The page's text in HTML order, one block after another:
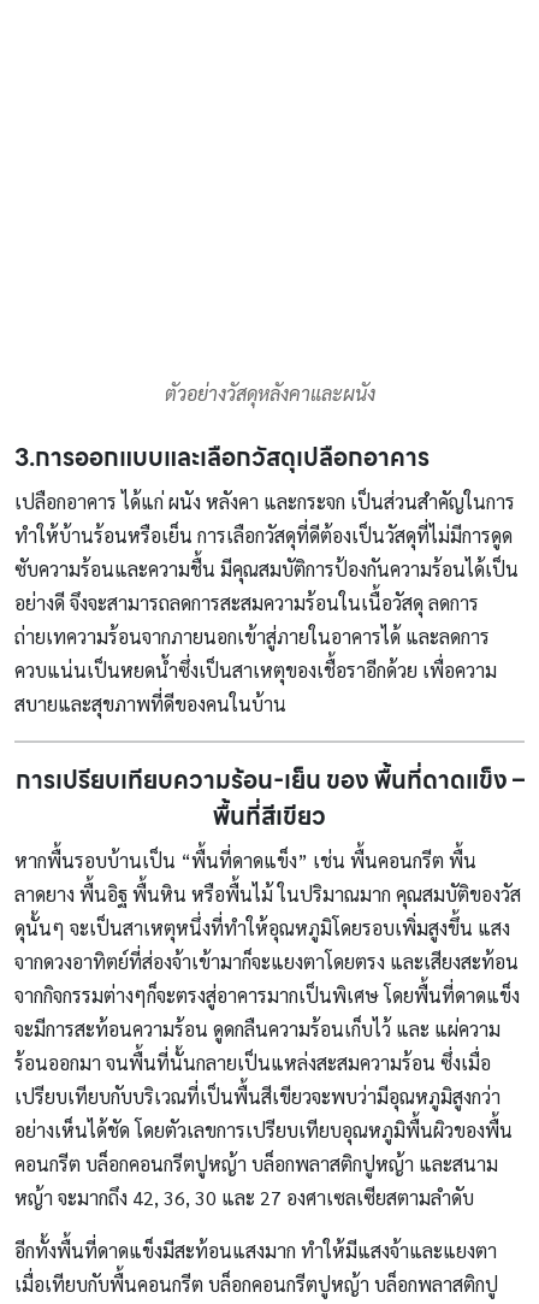
ตัวอย่างวัสดุหลังคาและผนัง
3.การออกแบบและเลือกวัสดุเปลือกอาคาร
เปลือกอาคาร ได้แก่ ผนัง หลังคา และกระจก เป็นส่วนสำคัญในการ
ทำให้บ้านร้อนหรือเย็น การเลือกวัสดุที่ดีต้องเป็นวัสดุที่ไม่มีการดูด
ซับความร้อนและความชื้น มีคุณสมบัติการป้องกันความร้อนได้เป็น
อย่างดี จึงจะสามารถลดการสะสมความร้อนในเนื้อวัสดุ ลดการ
ถ่ายเทความร้อนจากภายนอกเข้าสู่ภายในอาคารได้ และลดการ
ควบแน่นเป็นหยดน้ำซึ่งเป็นสาเหตุของเชื้อราอีกด้วย เพื่อความ
สบายและสุขภาพที่ดีของคนในบ้าน
การเปรียบเทียบความร้อน-เย็น ของ พื้นที่ดาดแข็ง –
พื้นที่สีเขียว
หากพื้นรอบบ้านเป็น “พื้นที่ดาดแข็ง” เช่น พื้นคอนกรีต พื้น
ลาดยาง พื้นอิฐ พื้นหิน หรือพื้นไม้ ในปริมาณมาก คุณสมบัติของวัส
ดุนั้นๆ จะเป็นสาเหตุหนึ่งที่ทำให้อุณหภูมิโดยรอบเพิ่มสูงขึ้น แสง
จากดวงอาทิตย์ที่ส่องจ้าเข้ามาก็จะแยงตาโดยตรง และเสียงสะท้อน
จากกิจกรรมต่างๆก็จะตรงสู่อาคารมากเป็นพิเศษ โดยพื้นที่ดาดแข็ง
จะมีการสะท้อนความร้อน ดูดกลืนความร้อนเก็บไว้ และ แผ่ความ
ร้อนออกมา จนพื้นที่นั้นกลายเป็นแหล่งสะสมความร้อน ซึ่งเมื่อ
เปรียบเทียบกับบริเวณที่เป็นพื้นสีเขียวจะพบว่ามีอุณหภูมิสูงกว่า
อย่างเห็นได้ชัด โดยตัวเลขการเปรียบเทียบอุณหภูมิพื้นผิวของพื้น
คอนกรีต บล็อกคอนกรีตปูหญ้า บล็อกพลาสติกปูหญ้า และสนาม
หญ้า จะมากถึง 42, 36, 30 และ 27 องศาเซลเซียสตามลำดับ
อีกทั้งพื้นที่ดาดแข็งมีสะท้อนแสงมาก ทำให้มีแสงจ้าและแยงตา
เมื่อเทียบกับพื้นคอนกรีต บล็อกคอนกรีตปูหญ้า บล็อกพลาสติกปู